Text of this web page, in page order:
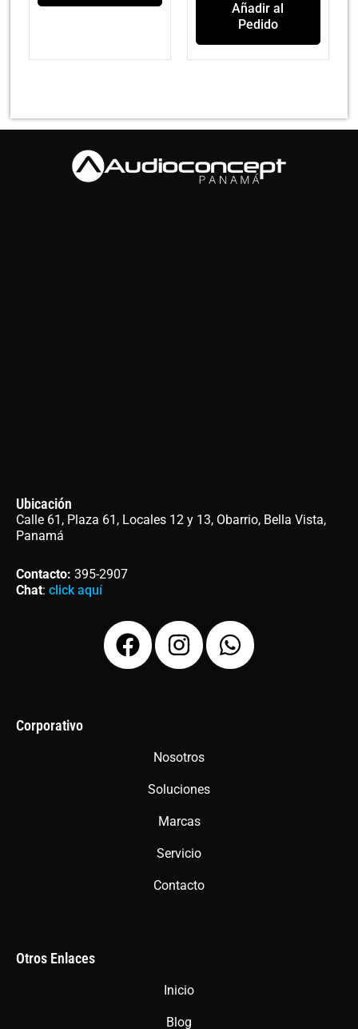
Añadir al
Pedido
Ubicación
Calle 61, Plaza 61, Locales 12 y 13, Obarrio, Bella Vista,
Panamá
Contacto: 395-2907
Chat: click aquí
F
a
I
n
g
a
m
W
h
Corporativo
Nosotros
Soluciones
Marcas
Servicio
Contacto
Otros Enlaces
Inicio
Blog